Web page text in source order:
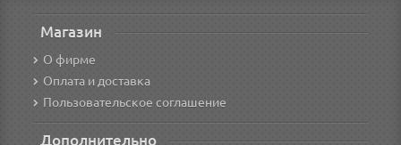
Магазин
О фирме
Оплата и доставка
Пользовательское соглашение
Дополнительно